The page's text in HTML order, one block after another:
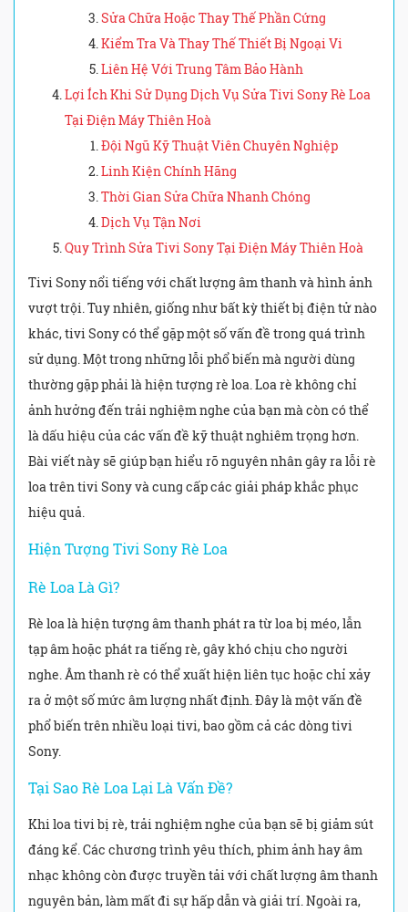
Sửa Chữa Hoặc Thay Thế Phần Cứng
Kiểm Tra Và Thay Thế Thiết Bị Ngoại Vi
Liên Hệ Với Trung Tâm Bảo Hành
Lợi Ích Khi Sử Dụng Dịch Vụ Sửa Tivi Sony Rè Loa
Tại Điện Máy Thiên Hoà
Đội Ngũ Kỹ Thuật Viên Chuyên Nghiệp
Linh Kiện Chính Hãng
Thời Gian Sửa Chữa Nhanh Chóng
Dịch Vụ Tận Nơi
Quy Trình Sửa Tivi Sony Tại Điện Máy Thiên Hoà
Tivi Sony nổi tiếng với chất lượng âm thanh và hình ảnh
vượt trội. Tuy nhiên, giống như bất kỳ thiết bị điện tử nào
khác, tivi Sony có thể gặp một số vấn đề trong quá trình
sử dụng. Một trong những lỗi phổ biến mà người dùng
thường gặp phải là hiện tượng rè loa. Loa rè không chỉ
ảnh hưởng đến trải nghiệm nghe của bạn mà còn có thể
là dấu hiệu của các vấn đề kỹ thuật nghiêm trọng hơn.
Bài viết này sẽ giúp bạn hiểu rõ nguyên nhân gây ra lỗi rè
loa trên tivi Sony và cung cấp các giải pháp khắc phục
hiệu quả.
Hiện Tượng Tivi Sony Rè Loa
Rè Loa Là Gì?
Rè loa là hiện tượng âm thanh phát ra từ loa bị méo, lẫn
tạp âm hoặc phát ra tiếng rè, gây khó chịu cho người
nghe. Âm thanh rè có thể xuất hiện liên tục hoặc chỉ xảy
ra ở một số mức âm lượng nhất định. Đây là một vấn đề
phổ biến trên nhiều loại tivi, bao gồm cả các dòng tivi
Sony.
Tại Sao Rè Loa Lại Là Vấn Đề?
Khi loa tivi bị rè, trải nghiệm nghe của bạn sẽ bị giảm sút
đáng kể. Các chương trình yêu thích, phim ảnh hay âm
nhạc không còn được truyền tải với chất lượng âm thanh
nguyên bản, làm mất đi sự hấp dẫn và giải trí. Ngoài ra,